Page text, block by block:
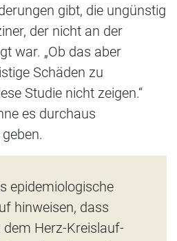
gibt, die ungünstig
der nicht an der
war. „Ob das aber
Schäden zu
Studie nicht zeigen.“
es durchaus
epidemiologische
hinweisen, dass
Herz-Kreislauf-